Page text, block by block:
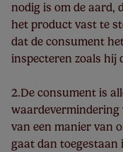
nodig is om de aard,
het product vast te
dat de consument
inspecteren zoals hij
2.De consument is
waardevermindering
van een manier van
gaat dan toegestaan